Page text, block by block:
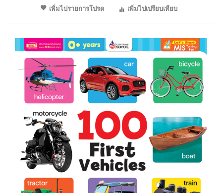
เพิ่มไปรายการโปรด
เพิ่มไปเปรียบเทียบ